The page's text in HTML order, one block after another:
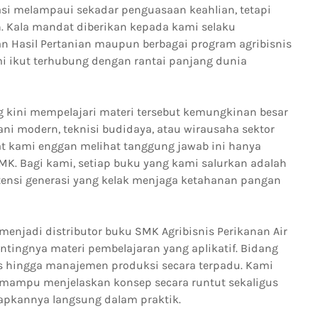
melampaui sekadar penguasaan keahlian, tetapi
mandat diberikan kepada kami selaku
Hasil Pertanian maupun berbagai program agribisnis
ikut terhubung dengan rantai panjang dunia
mempelajari materi tersebut kemungkinan besar
modern, teknisi budidaya, atau wirausaha sektor
kami enggan melihat tanggung jawab ini hanya
Bagi kami, setiap buku yang kami salurkan adalah
generasi yang kelak menjaga ketahanan pangan
distributor buku SMK Agribisnis Perikanan Air
materi pembelajaran yang aplikatif. Bidang
manajemen produksi secara terpadu. Kami
menjelaskan konsep secara runtut sekaligus
langsung dalam praktik.